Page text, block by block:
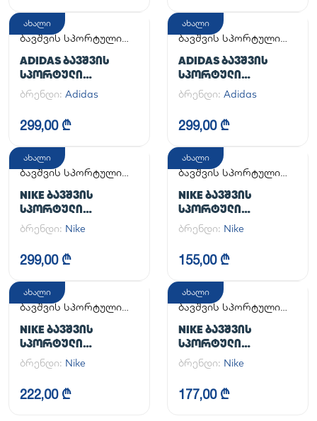
ახალი
ბავშვის სპორტული
ADIDAS ᲑᲐᲕᲨᲕᲘᲡ
ᲡᲞᲝᲠᲢᲣᲚᲘ
ᲤᲔᲮᲡᲐᲪᲛᲔᲚᲘ
SUPERSTAR II CF C
ბრენდი: Adidas
299,00 ₾
ახალი
ბავშვის სპორტული
ADIDAS ᲑᲐᲕᲨᲕᲘᲡ
ᲡᲞᲝᲠᲢᲣᲚᲘ
ᲤᲔᲮᲡᲐᲪᲛᲔᲚᲘ
SUPERSTAR II CF C
ბრენდი: Adidas
299,00 ₾
ახალი
ბავშვის სპორტული
NIKE ᲑᲐᲕᲨᲕᲘᲡ
ᲡᲞᲝᲠᲢᲣᲚᲘ
ᲤᲔᲮᲡᲐᲪᲛᲔᲚᲘ AIR
FORCE 1 LE (GS)
ბრენდი: Nike
299,00 ₾
ახალი
ბავშვის სპორტული
NIKE ᲑᲐᲕᲨᲕᲘᲡ
ᲡᲞᲝᲠᲢᲣᲚᲘ
ᲤᲔᲮᲡᲐᲪᲛᲔᲚᲘ NIKE
OMNI MULTI-COURT
(PS)
ბრენდი: Nike
155,00 ₾
ახალი
ბავშვის სპორტული
NIKE ᲑᲐᲕᲨᲕᲘᲡ
ᲡᲞᲝᲠᲢᲣᲚᲘ
ᲤᲔᲮᲡᲐᲪᲛᲔᲚᲘ COURT
BOROUGH LOW
RECRAFT (GS)
ბრენდი: Nike
222,00 ₾
ახალი
ბავშვის სპორტული
NIKE ᲑᲐᲕᲨᲕᲘᲡ
ᲡᲞᲝᲠᲢᲣᲚᲘ
ᲤᲔᲮᲡᲐᲪᲛᲔᲚᲘ COURT
BOROUGH LOW
RECRAFT (PS)
ბრენდი: Nike
177,00 ₾